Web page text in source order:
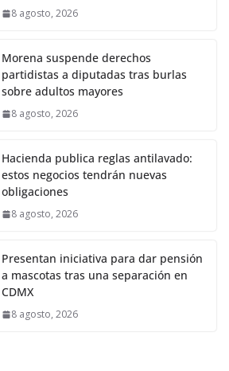
8 agosto, 2026
Morena suspende derechos
partidistas a diputadas tras burlas
sobre adultos mayores
8 agosto, 2026
Hacienda publica reglas antilavado:
estos negocios tendrán nuevas
obligaciones
8 agosto, 2026
Presentan iniciativa para dar pensión
a mascotas tras una separación en
CDMX
8 agosto, 2026